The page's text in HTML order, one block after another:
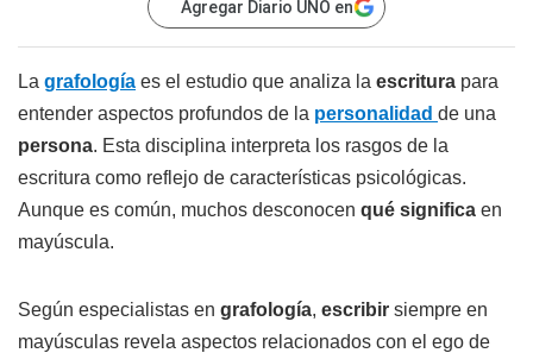
Agregar Diario UNO en
La grafología es el estudio que analiza la escritura para
entender aspectos profundos de la personalidad de una
persona. Esta disciplina interpreta los rasgos de la
escritura como reflejo de características psicológicas.
Aunque es común, muchos desconocen qué significa en
mayúscula.
Según especialistas en grafología, escribir siempre en
mayúsculas revela aspectos relacionados con el ego de